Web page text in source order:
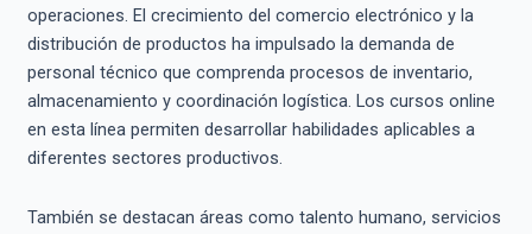
operaciones. El crecimiento del comercio electrónico y la
distribución de productos ha impulsado la demanda de
personal técnico que comprenda procesos de inventario,
almacenamiento y coordinación logística. Los cursos online
en esta línea permiten desarrollar habilidades aplicables a
diferentes sectores productivos.
También se destacan áreas como talento humano, servicios